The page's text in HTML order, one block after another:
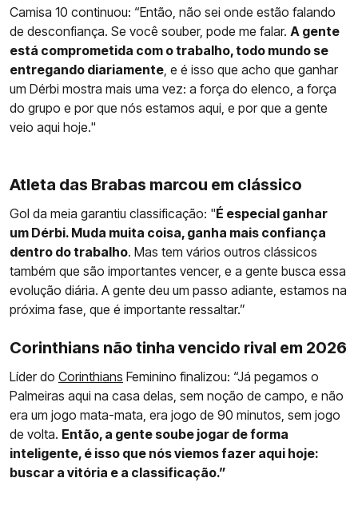
Camisa 10 continuou: “Então, não sei onde estão falando
de desconfiança. Se você souber, pode me falar. A gente
está comprometida com o trabalho, todo mundo se
entregando diariamente, e é isso que acho que ganhar
um Dérbi mostra mais uma vez: a força do elenco, a força
do grupo e por que nós estamos aqui, e por que a gente
veio aqui hoje."
Atleta das Brabas marcou em clássico
Gol da meia garantiu classificação: "É especial ganhar
um Dérbi. Muda muita coisa, ganha mais confiança
dentro do trabalho. Mas tem vários outros clássicos
também que são importantes vencer, e a gente busca essa
evolução diária. A gente deu um passo adiante, estamos na
próxima fase, que é importante ressaltar.”
Corinthians não tinha vencido rival em 2026
Líder do Corinthians Feminino finalizou: “Já pegamos o
Palmeiras aqui na casa delas, sem noção de campo, e não
era um jogo mata-mata, era jogo de 90 minutos, sem jogo
de volta. Então, a gente soube jogar de forma
inteligente, é isso que nós viemos fazer aqui hoje:
buscar a vitória e a classificação.”